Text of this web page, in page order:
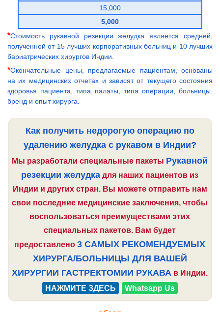
15,000
5,000
*Стоимость рукавной резекции желудка является средней,
полученной от 15 лучших корпоративных больниц и 10 лучших
бариатрических хирургов Индии.
*Окончательные цены, предлагаемые пациентам, основаны
на их медицинских отчетах и зависят от текущего состояния
здоровья пациента, типа палаты, типа операции, больницы.
бренд и опыт хирурга.
Как получить недорогую операцию по
удалению желудка с рукавом в Индии?
Мы разработали специальные пакеты Рукавной
резекции желудка для наших пациентов из
Индии и других стран. Вы можете отправить нам
свои последние медицинские заключения, чтобы
воспользоваться преимуществами этих
специальных пакетов. Вам будет
предоставлено3 САМЫХ РЕКОМЕНДУЕМЫХ
ХИРУРГА/БОЛЬНИЦЫ ДЛЯ ВАШЕЙ
ХИРУРГИИ ГАСТРЕКТОМИИ РУКАВА в Индии.
НАЖМИТЕ ЗДЕСЬ
Whatsapp Us